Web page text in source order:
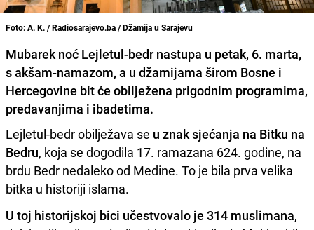
Foto: A. K. / Radiosarajevo.ba / Džamija u Sarajevu
Mubarek noć Lejletul-bedr nastupa u petak, 6. marta,
s akšam-namazom, a u džamijama širom Bosne i
Hercegovine bit će obilježena prigodnim programima,
predavanjima i ibadetima.
Lejletul-bedr obilježava se u znak sjećanja na Bitku na
Bedru, koja se dogodila 17. ramazana 624. godine, na
brdu Bedr nedaleko od Medine. To je bila prva velika
bitka u historiji islama.
U toj historijskoj bici učestvovalo je 314 muslimana,